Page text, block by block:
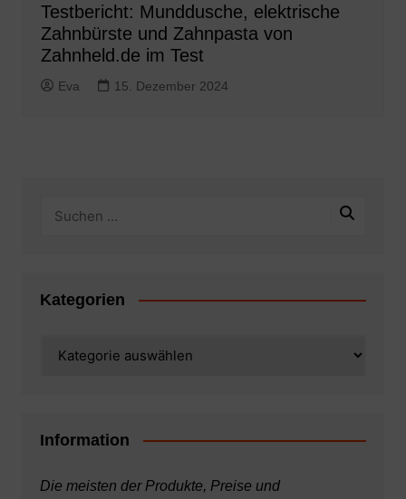
Testbericht: Munddusche, elektrische
Zahnbürste und Zahnpasta von
Zahnheld.de im Test
Eva 15. Dezember 2024
Kategorien
Information
Die meisten der Produkte, Preise und